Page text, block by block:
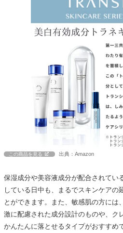
この商品を見る 出典：Amazon
保湿成分や美容液成分が配合されてい
している日中も、まるでスキンケアの
とができます。また、敏感肌の方には
激に配慮された成分設計のものや、ク
かんたんに落とせるタイプがおすすめ